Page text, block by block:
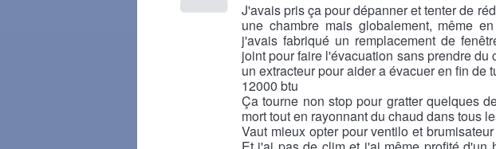
J'avais pris ça pour dépanner et tenter de
une chambre mais globalement, même
j'avais fabriqué un remplacement de
joint pour faire l'évacuation sans prendre du
un extracteur pour aider a évacuer en fin de
12000 btu
Ça tourne non stop pour gratter quelques
mort tout en rayonnant du chaud dans tous
Vaut mieux opter pour ventilo et